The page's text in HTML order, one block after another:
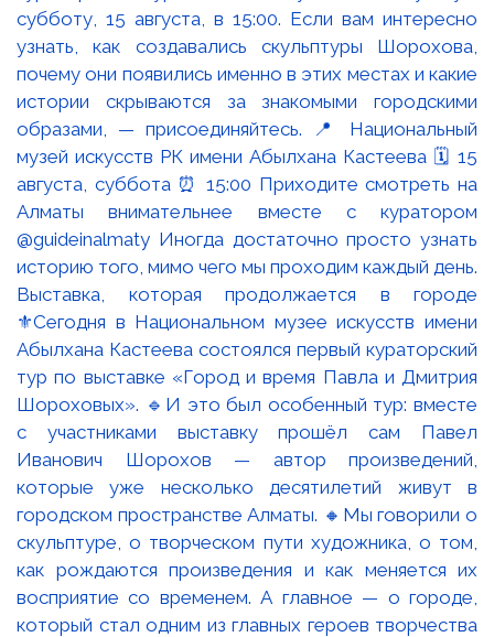
Выставка, которая продолжается в городе
⚜️Сегодня в Национальном музее искусств имени
Абылхана Кастеева состоялся первый кураторский
тур по выставке «Город и время Павла и Дмитрия
Шороховых». 🔹И это был особенный тур: вместе
с участниками выставку прошёл сам Павел
Иванович Шорохов — автор произведений,
которые уже несколько десятилетий живут в
городском пространстве Алматы. 🔸Мы говорили о
скульптуре, о творческом пути художника, о том,
как рождаются произведения и как меняется их
восприятие со временем. А главное — о городе,
который стал одним из главных героев творчества